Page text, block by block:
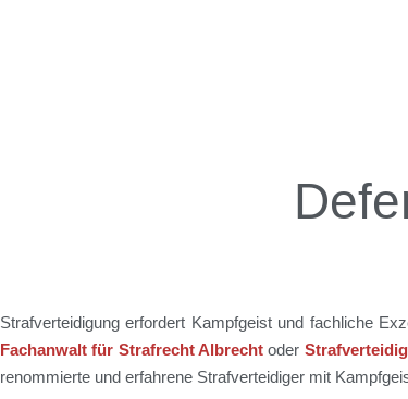
Strafverteidigung erfordert Kampfgeist und fachliche
Fachanwalt für Strafrecht Albrecht oder
renommierte und erfahrene Strafverteidiger mit